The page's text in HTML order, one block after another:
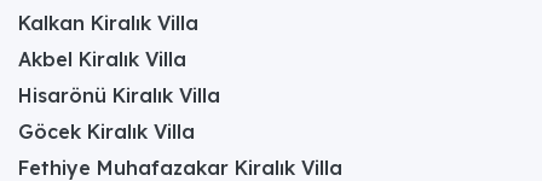
Kalkan Kiralık Villa
Akbel Kiralık Villa
Hisarönü Kiralık Villa
Göcek Kiralık Villa
Fethiye Muhafazakar Kiralık Villa